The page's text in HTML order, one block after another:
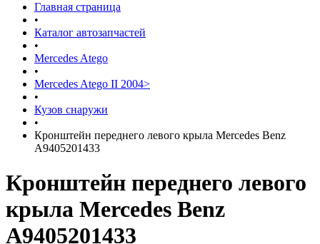
Главная страница
•
Каталог автозапчастей
•
Mercedes Atego
•
Mercedes Atego II 2004>
•
Кузов снаружи
•
Кронштейн переднего левого крыла Mercedes Benz
A9405201433
Кронштейн переднего левого
крыла Mercedes Benz
A9405201433